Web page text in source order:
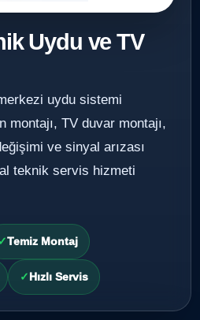
Uydu ve TV
uydu sistemi
montajı, TV duvar montajı,
ve sinyal arızası
teknik servis hizmeti
Temiz Montaj
Hızlı Servis